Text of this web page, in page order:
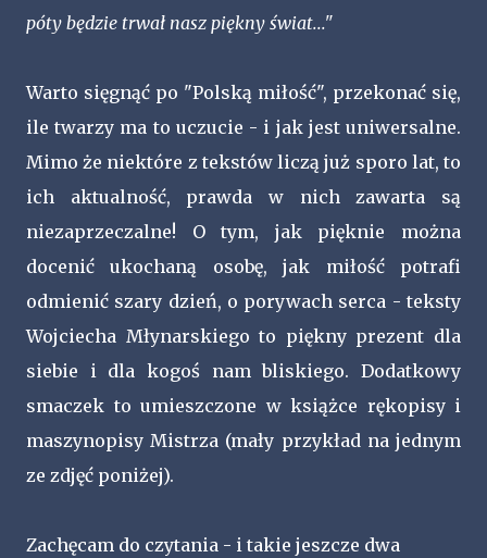
póty będzie trwał nasz piękny świat..."
Warto sięgnąć po "Polską miłość", przekonać się,
ile twarzy ma to uczucie - i jak jest uniwersalne.
Mimo że niektóre z tekstów liczą już sporo lat, to
ich aktualność, prawda w nich zawarta są
niezaprzeczalne! O tym, jak pięknie można
docenić ukochaną osobę, jak miłość potrafi
odmienić szary dzień, o porywach serca - teksty
Wojciecha Młynarskiego to piękny prezent dla
siebie i dla kogoś nam bliskiego. Dodatkowy
smaczek to umieszczone w książce rękopisy i
maszynopisy Mistrza (mały przykład na jednym
ze zdjęć poniżej).
Zachęcam do czytania - i takie jeszcze dwa